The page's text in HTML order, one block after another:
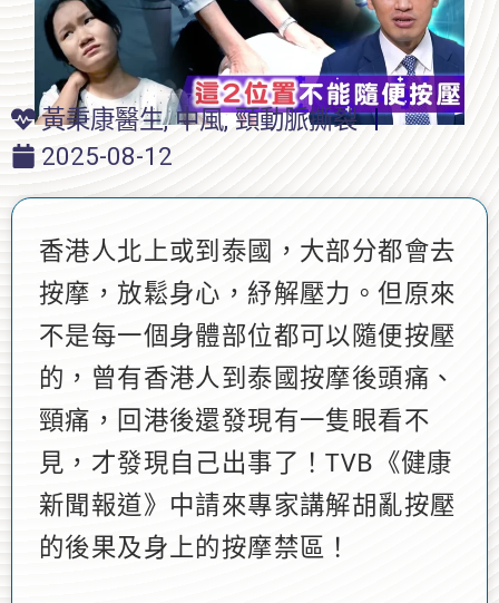
黃秉康醫生,中風,頸動脈撕裂
2025-08-12
香港人北上或到泰國，大部分都會去
按摩，放鬆身心，紓解壓力。但原來
不是每一個身體部位都可以隨便按壓
的，曾有香港人到泰國按摩後頭痛、
頸痛，回港後還發現有一隻眼看不
見，才發現自己出事了！TVB《健康
新聞報道》中請來專家講解胡亂按壓
的後果及身上的按摩禁區！